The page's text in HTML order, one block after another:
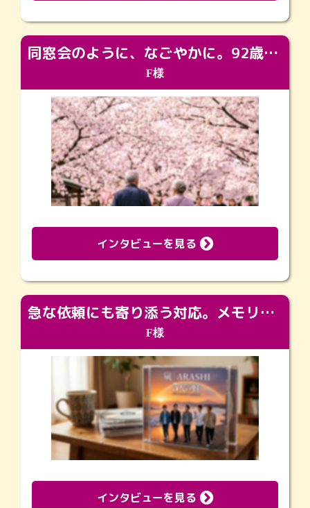
同窓会のように、なごやかに。92歳の旅立ちを彩った、再会と感謝の場
F様
インタビューを見る
急な依頼にも寄り添う対応。メモリアルコーナーで振り返る大切な日々
F様
インタビューを見る